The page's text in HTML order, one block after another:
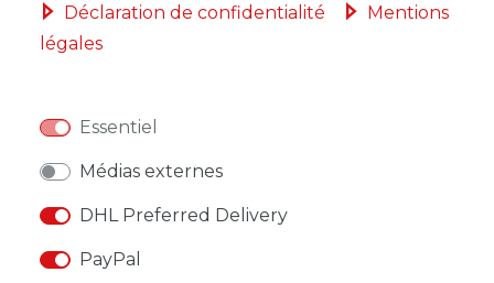
Déclaration de confidentialité
Mentions
légales
Essentiel
Médias externes
DHL Preferred Delivery
PayPal